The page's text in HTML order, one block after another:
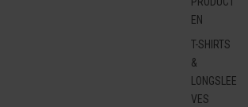
EN
T-SHIRTS
&
LONGSLEE
VES